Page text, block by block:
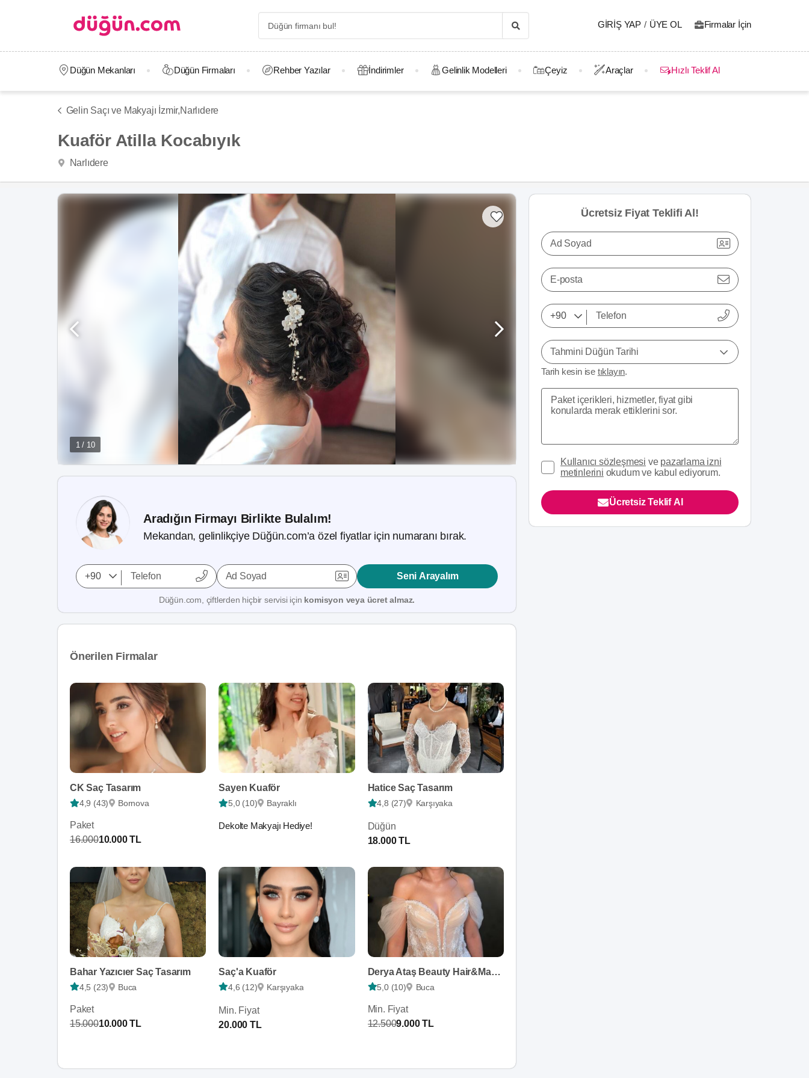
GIRIŞ YAP / ÜYE OL Firmalar İçin
Düğün Mekanları Düğün Firmaları Rehber Yazılar İndirimler Gelinlik Modelleri Çeyiz Araçlar Hızlı Teklif Al
Gelin Saçı ve Makyajı İzmir,Narlıdere
Kuaför Atilla Kocabıyık
Narlıdere
1 / 10
Aradığın Firmayı Birlikte Bulalım!
Mekandan, gelinlikçiye Düğün.com’a özel fiyatlar için numaranı bırak.
Ad Soyad Seni Arayalım
Düğün.com, çiftlerden hiçbir servisi için komisyon veya ücret almaz.
Önerilen Firmalar
CK Saç Tasarım
4,9 (43) Bornova
Paket
16.00010.000 TL
Sayen Kuaför
5,0 (10) Bayraklı
Dekolte Makyajı Hediye!
Hatice Saç Tasarım
4,8 (27) Karşıyaka
Düğün
18.000 TL
Bahar Yazıcıer Saç Tasarım
4,5 (23) Buca
Paket
15.00010.000 TL
Saç'a Kuaför
4,6 (12) Karşıyaka
Min. Fiyat
20.000 TL
Derya Ataş Beauty Hair&Make Up
5,0 (10) Buca
Min. Fiyat
12.5009.000 TL
Ücretsiz Fiyat Teklifi Al!
Ad Soyad
E-posta
Tahmini Düğün Tarihi
Tarih kesin ise tıklayın.
Kullanıcı sözleşmesi ve pazarlama izni
metinlerini okudum ve kabul ediyorum.
Ücretsiz Teklif Al